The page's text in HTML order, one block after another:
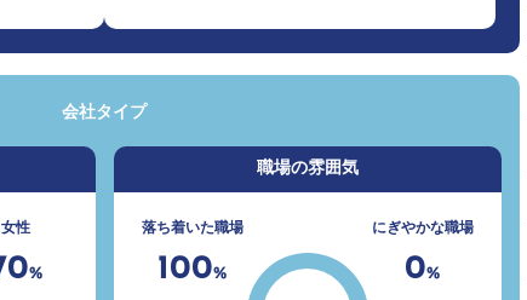
会社タイプ
女性
%
職場の雰囲気
落ち着いた職場
100%
にぎやかな職場
0%